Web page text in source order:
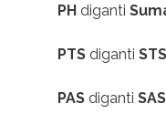
PH diganti
PTS diganti STS
PAS diganti SAS